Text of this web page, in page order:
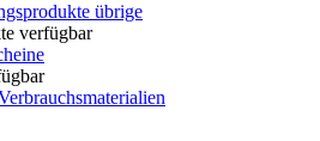
übrige
verfügbar